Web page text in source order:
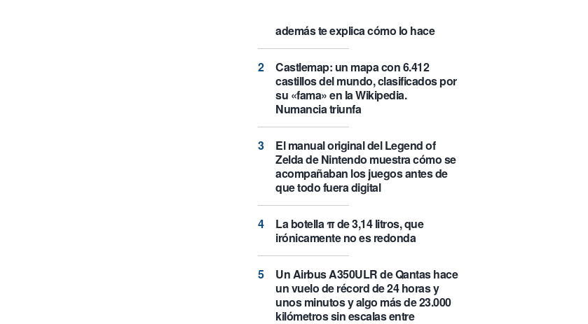
además te explica cómo lo hace
Castlemap: un mapa con 6.412
castillos del mundo, clasificados por
su «fama» en la Wikipedia.
Numancia triunfa
El manual original del Legend of
Zelda de Nintendo muestra cómo se
acompañaban los juegos antes de
que todo fuera digital
La botella π de 3,14 litros, que
irónicamente no es redonda
Un Airbus A350ULR de Qantas hace
un vuelo de récord de 24 horas y
unos minutos y algo más de 23.000
kilómetros sin escalas entre